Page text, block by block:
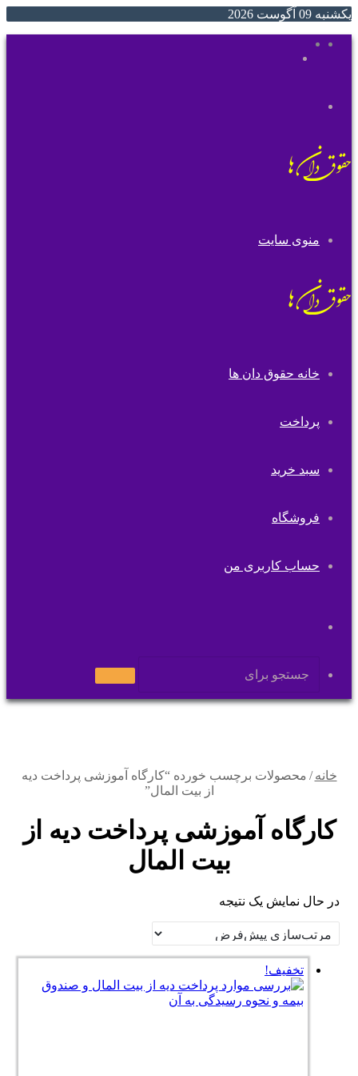
یکشنبه 09 آگوست 2026
پوسته
منوی سایت
خانه حقوق دان ها
پرداخت
سبد خرید
فروشگاه
حساب کاربری من
پوسته
جستجو
برای
خانه / محصولات برچسب خورده “کارگاه آموزشی پرداخت دیه
از بیت المال”
کارگاه آموزشی پرداخت دیه از
بیت المال
در حال نمایش یک نتیجه
تخفیف!